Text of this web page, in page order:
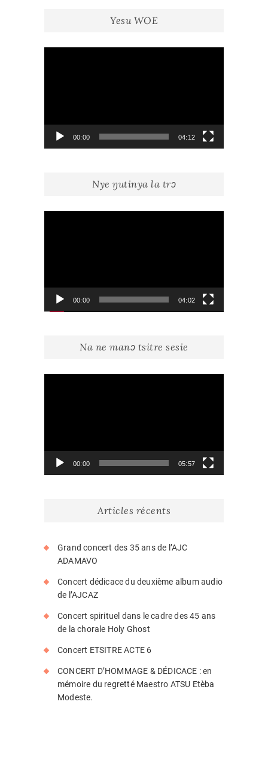
Yesu WOE
00:00 04:12
Nye ŋutinya la trɔ
00:00 04:02
Na ne manɔ tsitre sesie
00:00 05:57
Articles récents
Grand concert des 35 ans de l’AJC
ADAMAVO
Concert dédicace du deuxième album audio
de l’AJCAZ
Concert spirituel dans le cadre des 45 ans
de la chorale Holy Ghost
Concert ETSITRE ACTE 6
CONCERT D’HOMMAGE & DÉDICACE : en
mémoire du regretté Maestro ATSU Etèba
Modeste.